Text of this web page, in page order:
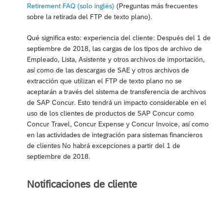
Retirement FAQ (solo inglés) (Preguntas más frecuentes
sobre la retirada del FTP de texto plano).
Qué significa esto: experiencia del cliente: Después del 1 de
septiembre de 2018, las cargas de los tipos de archivo de
Empleado, Lista, Asistente y otros archivos de importación,
así como de las descargas de SAE y otros archivos de
extracción que utilizan el FTP de texto plano no se
aceptarán a través del sistema de transferencia de archivos
de SAP Concur. Esto tendrá un impacto considerable en el
uso de los clientes de productos de SAP Concur como
Concur Travel, Concur Expense y Concur Invoice, así como
en las actividades de integración para sistemas financieros
de clientes No habrá excepciones a partir del 1 de
septiembre de 2018.
Notificaciones de cliente